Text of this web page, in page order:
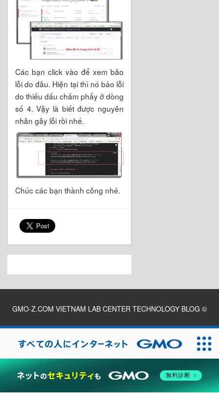
Các bạn click vào để xem bảo
lỗi do đâu. Hiện tại thì nó báo lỗi
do thiếu dấu chấm phẩy ở dòng
số 4. Vậy là biết được nguyên
nhân gây lỗi rồi nhé.
Chúc các bạn thành công nhé.
GMO-Z.COM VIETNAM LAB CENTER TECHNOLOGY BLOG ©
2026
無料診断